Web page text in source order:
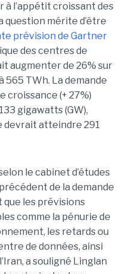
l’appétit croissant des
question mérite d’être
prévision de Gartner
des centres de
augmenter de 26% sur
565 TWh. La demande
croissance (+ 27%)
gigawatts (GW),
devrait atteindre 291
le cabinet d’études
de la demande
que les prévisions
comme la pénurie de
les retards ou
de données, ainsi
a souligné Linglan